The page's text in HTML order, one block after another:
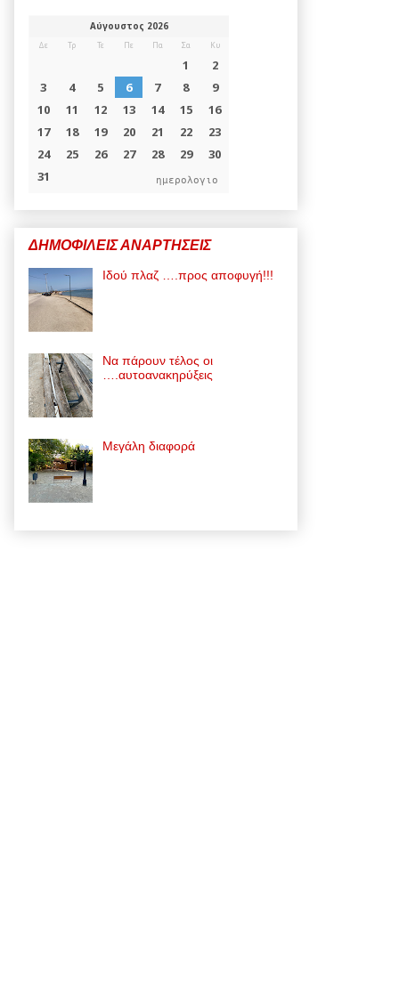
ημερολογιο
ΔΗΜΟΦΙΛΕΙΣ ΑΝΑΡΤΗΣΕΙΣ
Ιδού πλαζ ….προς αποφυγή!!!
Να πάρουν τέλος οι
….αυτοανακηρύξεις
Μεγάλη διαφορά